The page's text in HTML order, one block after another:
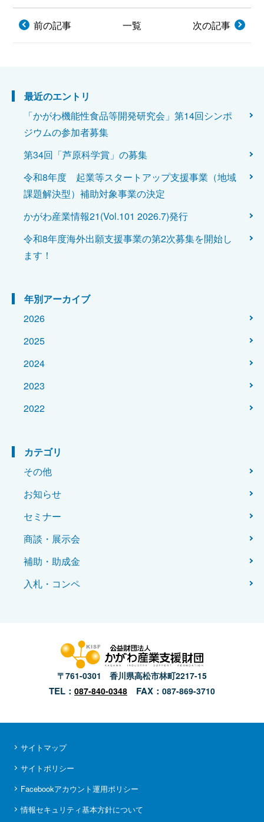
前の記事 一覧 次の記事
最近のエントリ
「かがわ機能性食品等開発研究会」第14回シンポ
ジウムの参加者募集
第34回「芦原科学賞」の募集
令和8年度 起業等スタートアップ支援事業（地域
課題解決型）補助対象事業の決定
かがわ産業情報21(Vol.101 2026.7)発行
令和8年度海外出願支援事業の第2次募集を開始し
ます！
年別アーカイブ
2026
2025
2024
2023
2022
カテゴリ
その他
お知らせ
セミナー
商談・展示会
補助・助成金
入札・コンペ
〒761-0301 香川県高松市林町2217-15
TEL： 087-840-0348 FAX： 087-869-3710
サイトマップ
サイトポリシー
Facebookアカウント運用ポリシー
情報セキュリティ基本方針について